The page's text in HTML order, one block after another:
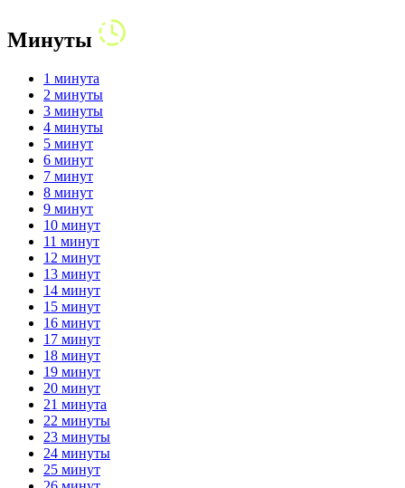
Минуты
1 минута
2 минуты
3 минуты
4 минуты
5 минут
6 минут
7 минут
8 минут
9 минут
10 минут
11 минут
12 минут
13 минут
14 минут
15 минут
16 минут
17 минут
18 минут
19 минут
20 минут
21 минута
22 минуты
23 минуты
24 минуты
25 минут